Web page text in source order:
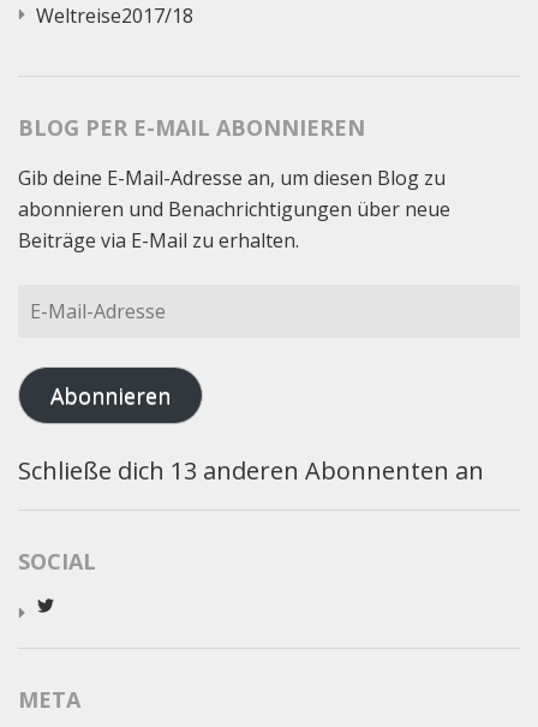
Weltreise2017/18
BLOG PER E-MAIL ABONNIEREN
Gib deine E-Mail-Adresse an, um diesen Blog zu
abonnieren und Benachrichtigungen über neue
Beiträge via E-Mail zu erhalten.
E-
Adresse
Abonnieren
Schließe dich 13 anderen Abonnenten an
SOCIAL
anzeigen
META